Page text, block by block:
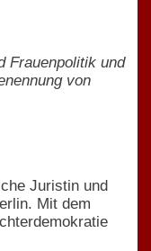
Frauenpolitik und
von
Juristin und
Mit dem